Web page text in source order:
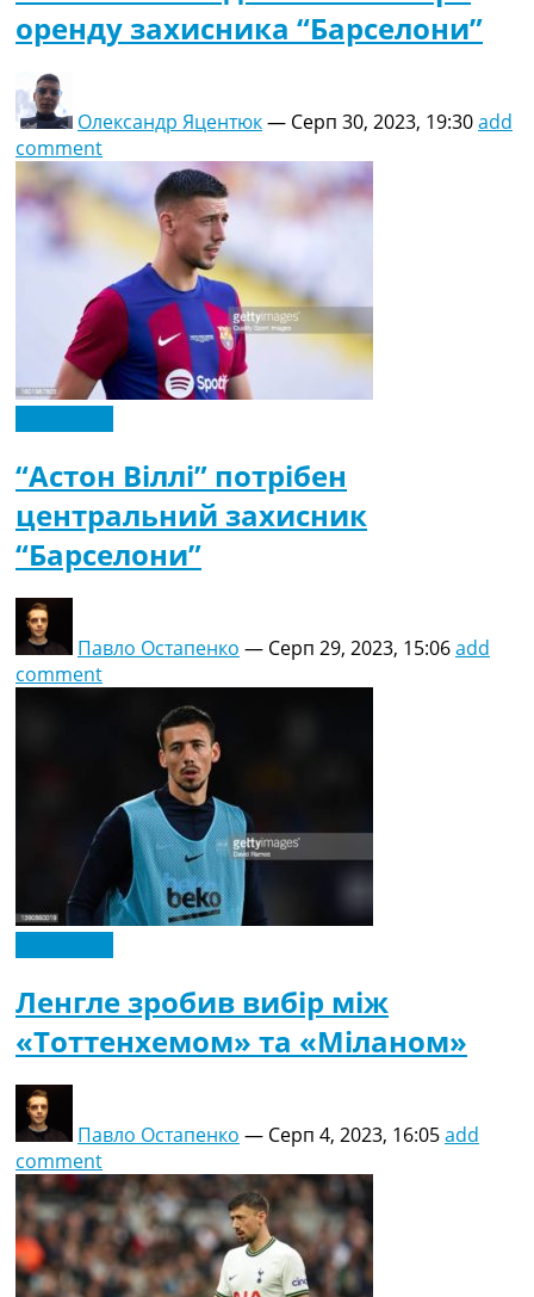
оренду захисника “Барселони”
Олександр Яцентюк— Серп 30, 2023, 19:30add
comment
“Астон Віллі” потрібен
центральний захисник
“Барселони”
Павло Остапенко — Серп 29, 2023, 15:06add
comment
Ленгле зробив вибір між
«Тоттенхемом» та «Міланом»
Павло Остапенко — Серп 4, 2023, 16:05add
comment